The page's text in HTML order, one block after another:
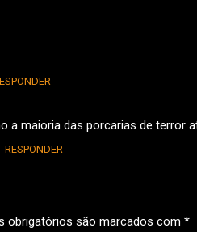
a maioria das porcarias de terror
RESPONDER
obrigatórios são marcados com *